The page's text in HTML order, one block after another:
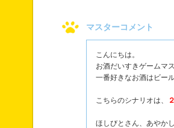
マスターコメント
こんにちは。
お酒だいすきゲームマ
一番好きなお酒はビー
こちらのシナリオは、
ほしびとさん、あやか